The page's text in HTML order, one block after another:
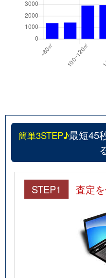
簡単3STEP♪最短45
STEP1 査定